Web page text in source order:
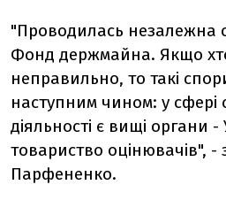
"Проводилась незалежна
Фонд держмайна. Якщо
неправильно, то такі
наступним чином: у сфері
діяльності є вищі органи -
товариство оцінювачів", -
Парфененко.